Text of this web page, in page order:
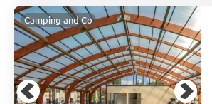
Camping and Co